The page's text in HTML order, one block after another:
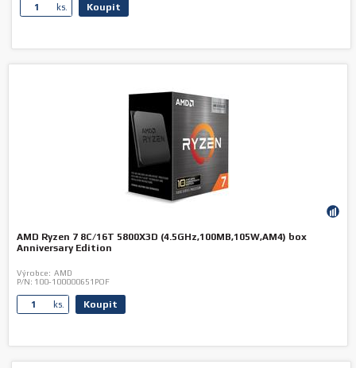
ks. Koupit
AMD Ryzen 7 8C/16T 5800X3D (4.5GHz,100MB,105W,AM4) box
Anniversary Edition
Výrobce: AMD
P/N: 100-100000651POF
ks. Koupit